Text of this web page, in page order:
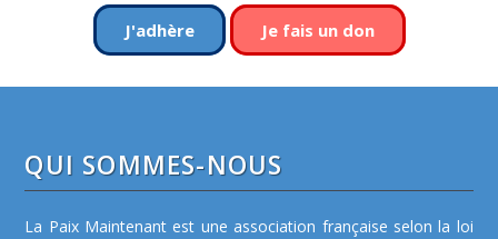
J'adhère Je fais un don
QUI SOMMES-NOUS
La Paix Maintenant est une association française selon la loi